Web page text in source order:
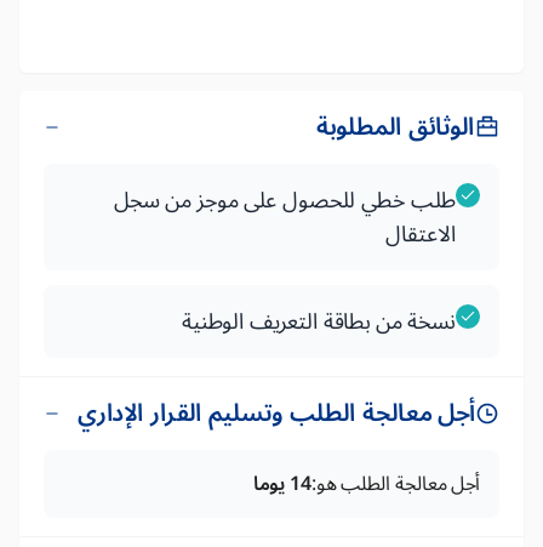
الوثائق المطلوبة
طلب خطي للحصول على موجز من سجل
الاعتقال
نسخة من بطاقة التعريف الوطنية
أجل معالجة الطلب وتسليم القرار الإداري
أجل معالجة الطلب هو:14 يوما